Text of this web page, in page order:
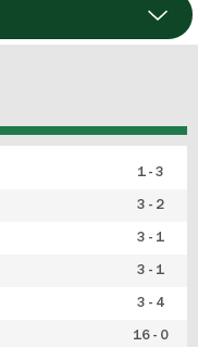
1 - 3
3 - 2
3 - 1
3 - 1
3 - 4
16 - 0